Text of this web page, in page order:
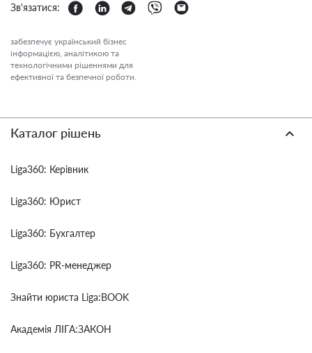
Зв'язатися:
забезпечує український бізнес
інформацією, аналітикою та
технологічними рішеннями для
ефективної та безпечної роботи.
Каталог рішень
Liga360: Керівник
Liga360: Юрист
Liga360: Бухгалтер
Liga360: PR-менеджер
Знайти юриста Liga:BOOK
Академія ЛІГА:ЗАКОН